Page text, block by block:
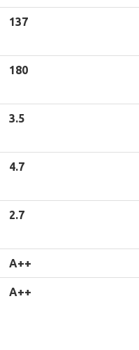
137
180
3.5
4.7
2.7
A++
A++